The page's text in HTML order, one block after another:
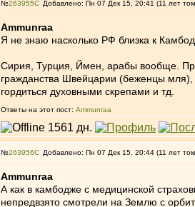
№263955 Добавлено: Пн 07 Дек 15, 20:41 (11 лет
Ammunraa
Я не знаю насколько РФ близка к
Сирия, Турция, Ймен, арабы вообще.
гражданства Швейцарии (беженцы
гордиться духовными скрепами и тд.
Ответы на этот пост: Ammunraa
№263956 Добавлено: Пн 07 Дек 15, 20:44 (11 лет
Ammunraa
А как в камбодже с медицинской
непредвзято смотрели на Землю с